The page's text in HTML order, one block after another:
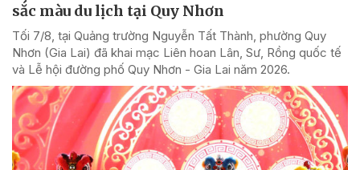
sắc màu du lịch tại Quy Nhơn
Tối 7/8, tại Quảng trường Nguyễn Tất Thành, phường Quy
Nhơn (Gia Lai) đã khai mạc Liên hoan Lân, Sư, Rồng quốc tế
và Lễ hội đường phố Quy Nhơn - Gia Lai năm 2026.